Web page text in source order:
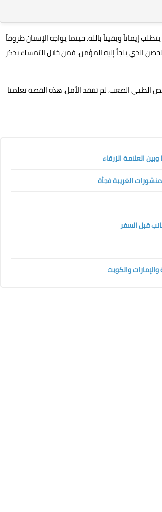
إيماناً ويقيناً بالله. حينما يواجه الإنسان ظروفاً
الذي يلجأ إليه المؤمن. فمن خلال التمسك بذكر
الطبي الصعب، لم تفقد الأمل. هذه القصة تعلمنا
الغريبة فجأة